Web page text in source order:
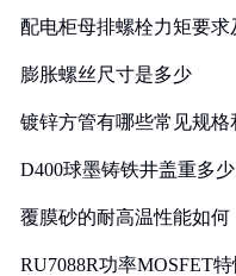
配电柜母排螺栓力矩要
膨胀螺丝尺寸是多少
镀锌方管有哪些常见规格
D400球墨铸铁井盖重多少
覆膜砂的耐高温性能如何
RU7088R功率MOSFET